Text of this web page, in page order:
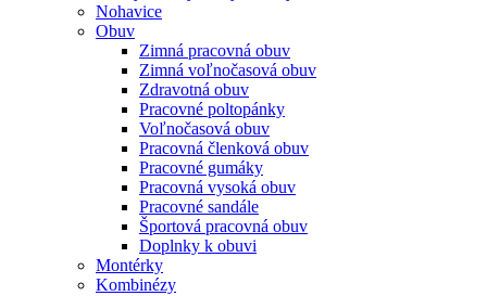
Nohavice
Obuv
Zimná pracovná obuv
Zimná voľnočasová obuv
Zdravotná obuv
Pracovné poltopánky
Voľnočasová obuv
Pracovná členková obuv
Pracovné gumáky
Pracovná vysoká obuv
Pracovné sandále
Športová pracovná obuv
Doplnky k obuvi
Montérky
Kombinézy